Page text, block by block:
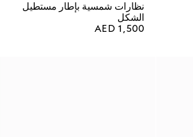
نظارات شمسية بإطار مستطيل
الشكل
AED 1,500